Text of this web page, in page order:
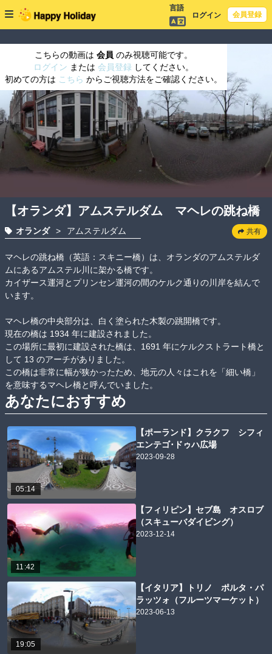
言語
ログイン
会員登録
こちらの動画は 会員 のみ視聴可能です。
ログイン または 会員登録 してください。
初めての方は こちら からご視聴方法をご確認ください。
【オランダ】アムステルダム マヘレの跳ね橋
オランダ > アムステルダム 共有
マヘレの跳ね橋（英語：スキニー橋）は、オランダのアムステルダ
ムにあるアムステル川に架かる橋です。
カイザース運河とプリンセン運河の間のケルク通りの川岸を結んで
います。
マヘレ橋の中央部分は、白く塗られた木製の跳開橋です。
現在の橋は 1934 年に建設されました。
この場所に最初に建設された橋は、1691 年にケルクストラート橋と
して 13 のアーチがありました。
この橋は非常に幅が狭かったため、地元の人々はこれを「細い橋」
を意味するマヘレ橋と呼んでいました。
あなたにおすすめ
05:14
【ポーランド】クラクフ シフィ
エンテゴ･ドゥハ広場
2023-09-28
11:42
【フィリピン】セブ島 オスロブ
（スキューバダイビング）
2023-12-14
19:05
【イタリア】トリノ ポルタ・パ
ラッツォ（フルーツマーケット）
2023-06-13